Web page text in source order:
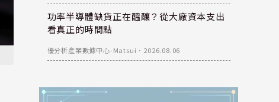
功率半導體缺貨正在醞釀？從大廠資本支出
看真正的時間點
優分析產業數據中心-Matsui ． 2026.08.06